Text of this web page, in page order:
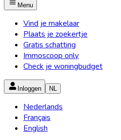
Menu
Vind je makelaar
Plaats je zoekertje
Gratis schatting
Immoscoop only
Check je woningbudget
Inloggen NL
Nederlands
Français
English